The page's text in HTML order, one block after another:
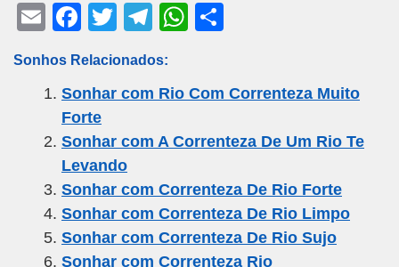
E
ail
F
c
e
b
o
o
k
T
tt
er
T
e
gr
a
m
W
s
A
p
p
e
Sonhos Relacionados:
Sonhar com Rio Com Correnteza Muito
Forte
Sonhar com A Correnteza De Um Rio Te
Levando
Sonhar com Correnteza De Rio Forte
Sonhar com Correnteza De Rio Limpo
Sonhar com Correnteza De Rio Sujo
Sonhar com Correnteza Rio